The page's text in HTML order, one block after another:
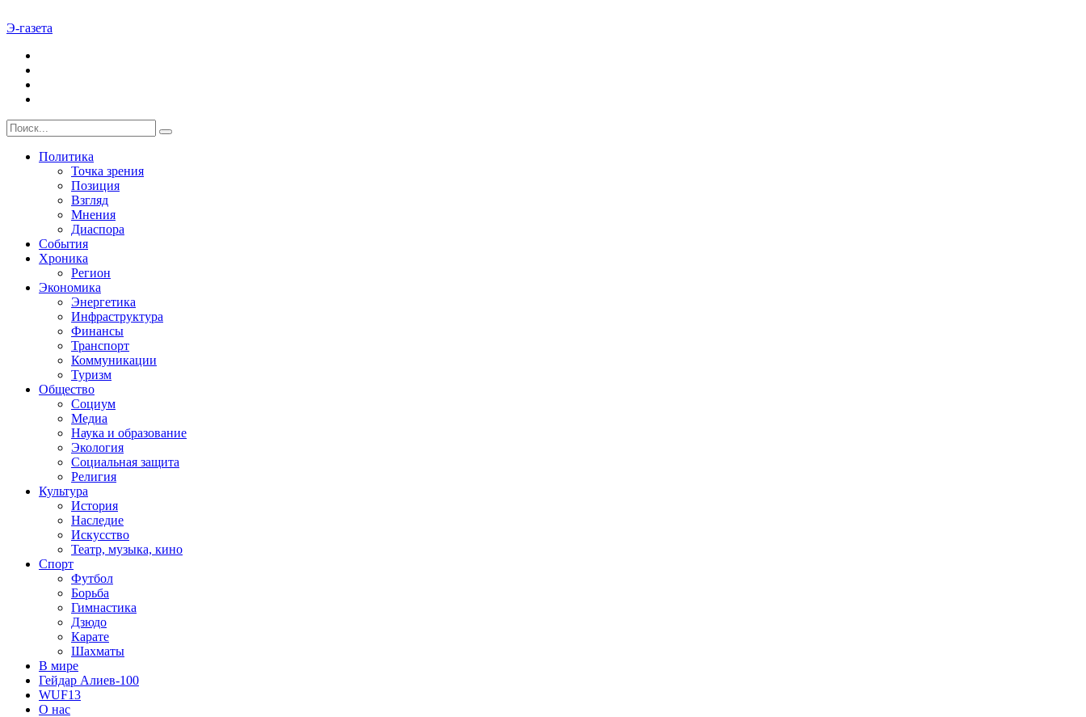
Э-газета
Политика
Точка зрения
Позиция
Взгляд
Мнения
Диаспора
События
Хроника
Регион
Экономика
Энергетика
Инфраструктура
Финансы
Транспорт
Коммуникации
Туризм
Общество
Социум
Медиа
Наука и образование
Экология
Социальная защита
Религия
Культура
История
Наследие
Искусство
Театр, музыка, кино
Спорт
Футбол
Борьба
Гимнастика
Дзюдо
Карате
Шахматы
В мире
Гейдар Алиев-100
WUF13
О нас